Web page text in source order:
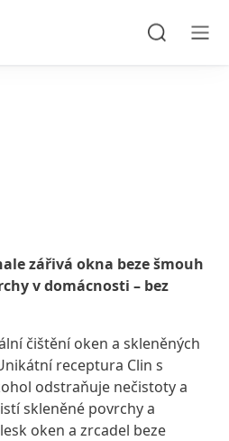
zářivá okna beze šmouh
v domácnosti – bez
čištění oken a skleněných
receptura Clin s
odstraňuje nečistoty a
skleněné povrchy a
oken a zrcadel beze